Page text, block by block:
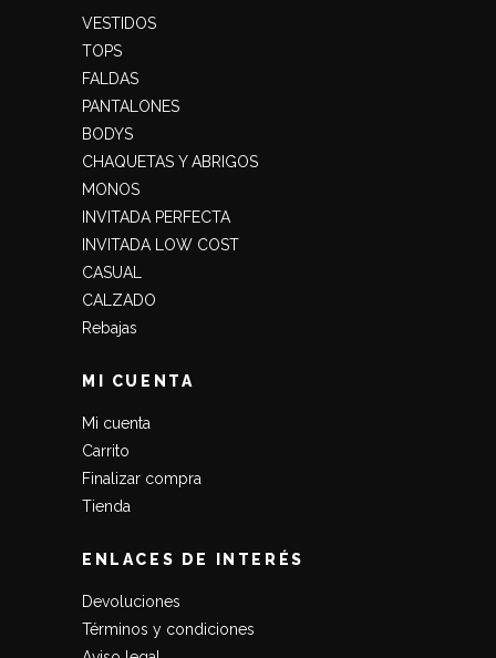
VESTIDOS
TOPS
FALDAS
PANTALONES
BODYS
CHAQUETAS Y ABRIGOS
MONOS
INVITADA PERFECTA
INVITADA LOW COST
CASUAL
CALZADO
Rebajas
MI CUENTA
Mi cuenta
Carrito
Finalizar compra
Tienda
ENLACES DE INTERÉS
Devoluciones
Términos y condiciones